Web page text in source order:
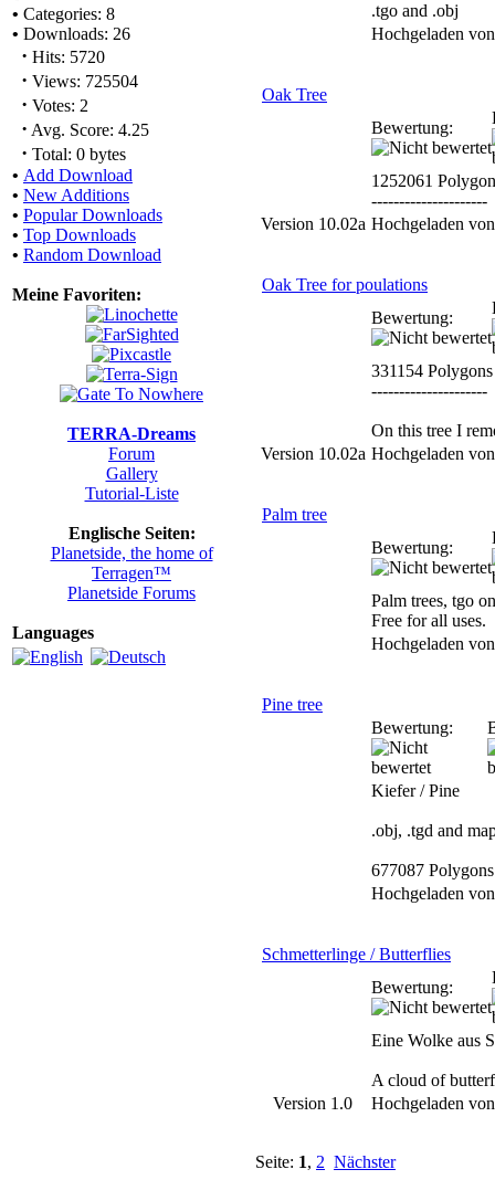
• Categories: 8
• Downloads: 26
· Hits: 5720
· Views: 725504
· Votes: 2
· Avg. Score: 4.25
· Total: 0 bytes
• Add Download
• New Additions
• Popular Downloads
• Top Downloads
• Random Download
Meine Favoriten:
TERRA-Dreams
Forum
Gallery
Tutorial-Liste
Englische Seiten:
Planetside, the home of
Terragen™
Planetside Forums
Languages
.tgo and .obj
Hochgeladen
Oak Tree
Bewertung:
1252061
---------------------
Version 10.02a Hochgeladen
Oak Tree for poulations
Bewertung:
331154 Polygons
---------------------
On this tree I
Version 10.02a Hochgeladen
Palm tree
Bewertung:
Palm trees, tgo
Free for all uses.
Hochgeladen
Pine tree
Bewertung:
Kiefer / Pine
.obj, .tgd and
677087 Polygons
Hochgeladen
Schmetterlinge / Butterflies
Bewertung:
Eine Wolke aus
A cloud of
Version 1.0
Hochgeladen
Seite: 1, 2 Nächster